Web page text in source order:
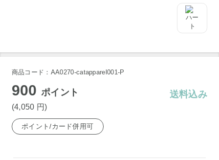
商品コード：AA0270-catapparel001-P
900ポイント
(4,050 円)
送料込み
ポイント/カード併用可